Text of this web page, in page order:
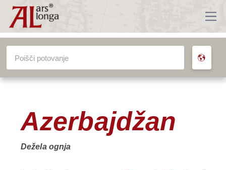
VSA POTOVANJA
Azerbajdžan
Dežela ognja